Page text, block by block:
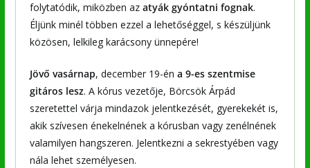
folytatódik, miközben az atyák gyóntatni fognak.
Éljünk minél többen ezzel a lehetőséggel, s készüljünk
közösen, lelkileg karácsony ünnepére!
Jövő vasárnap, december 19-én a 9-es szentmise
gitáros lesz. A kórus vezetője, Börcsök Árpád
szeretettel várja mindazok jelentkezését, gyerekekét is,
akik szívesen énekelnének a kórusban vagy zenélnének
valamilyen hangszeren. Jelentkezni a sekrestyében vagy
nála lehet személyesen.